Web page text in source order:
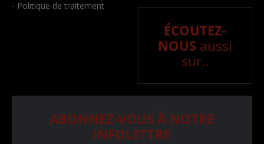
- Politique de traitement
ÉCOUTEZ-
NOUS aussi
sur..
ABONNEZ-VOUS À NOTRE
INFOLETTRE